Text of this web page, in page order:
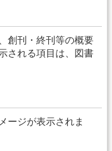
創刊・終刊等の概要
される項目は、図書
ージが表示されま